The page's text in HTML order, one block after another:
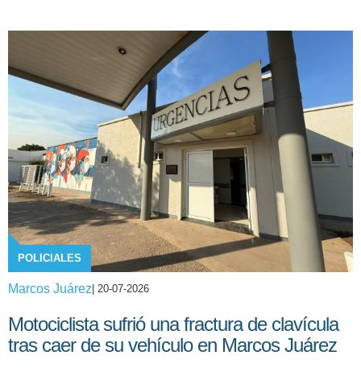
POLICIALES
Marcos Juárez | 20-07-2026
Motociclista sufrió una fractura de clavícula
tras caer de su vehículo en Marcos Juárez